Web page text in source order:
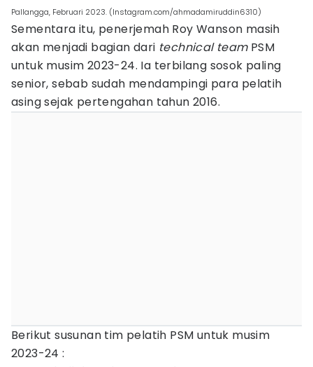
Pallangga, Februari 2023. (Instagram.com/ahmadamiruddin6310)
Sementara itu, penerjemah Roy Wanson masih
akan menjadi bagian dari technical teamPSM
untuk musim 2023-24. Ia terbilang sosok paling
senior, sebab sudah mendampingi para pelatih
asing sejak pertengahan tahun 2016.
Berikut susunan tim pelatih PSM untuk musim
2023-24 :